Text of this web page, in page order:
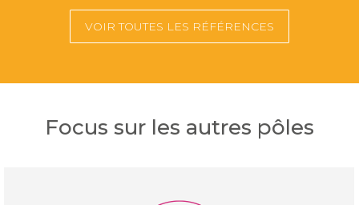
VOIR TOUTES LES RÉFÉRENCES
Focus sur les autres pôles